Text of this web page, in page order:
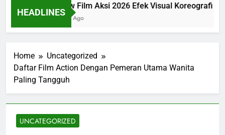
HEADLINES
Review Film Aksi 2026 Efek Visual Koreografi
1 Month Ago
Home
Uncategorized
Daftar Film Action Dengan Pemeran Utama Wanita
Paling Tangguh
UNCATEGORIZED